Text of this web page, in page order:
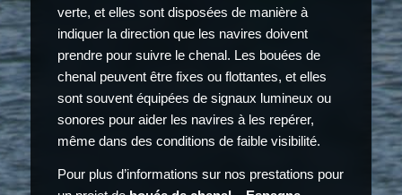
verte, et elles sont disposées de manière à
indiquer la direction que les navires doivent
prendre pour suivre le chenal. Les bouées de
chenal peuvent être fixes ou flottantes, et elles
sont souvent équipées de signaux lumineux ou
sonores pour aider les navires à les repérer,
même dans des conditions de faible visibilité.
Pour plus d’informations sur nos prestations pour